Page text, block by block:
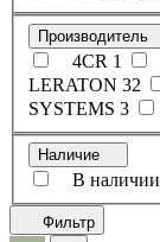
Производитель
4CR 1
LERATON 32
SYSTEMS 3
Наличие
В наличии
Фильтр